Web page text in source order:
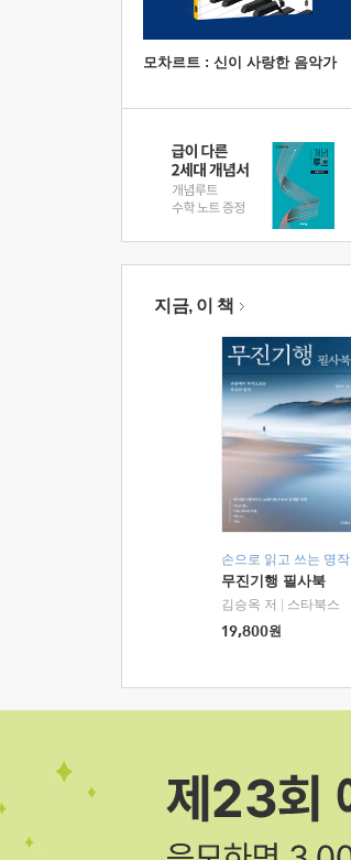
모차르트 : 신이 사랑한 음악가
지금, 이 책
손으로 읽고 쓰는 명작
무진기행 필사북
김승옥 저
스타북스
19,800원